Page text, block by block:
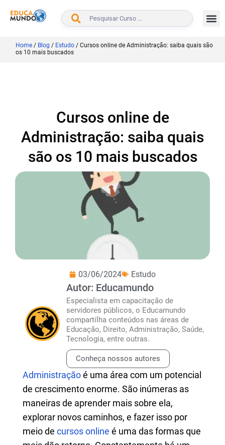
BUSCAR
Home / Blog / Estudo / Cursos online de Administração: saiba quais são
os 10 mais buscados
Cursos online de
Administração: saiba quais
são os 10 mais buscados
03/06/2024 Estudo
Autor: Educamundo
Especialista em capacitação de
servidores públicos, o Educamundo
compartilha conteúdos nas áreas de
Educação, Direito, Administração, Saúde,
Tecnologia, entre outras.
Conheça nossos autores
Administraçãoé uma área com um potencial
de crescimento enorme. São inúmeras as
maneiras de aprender mais sobre ela,
explorar novos caminhos, e fazer isso por
meio de cursos online é uma das formas que